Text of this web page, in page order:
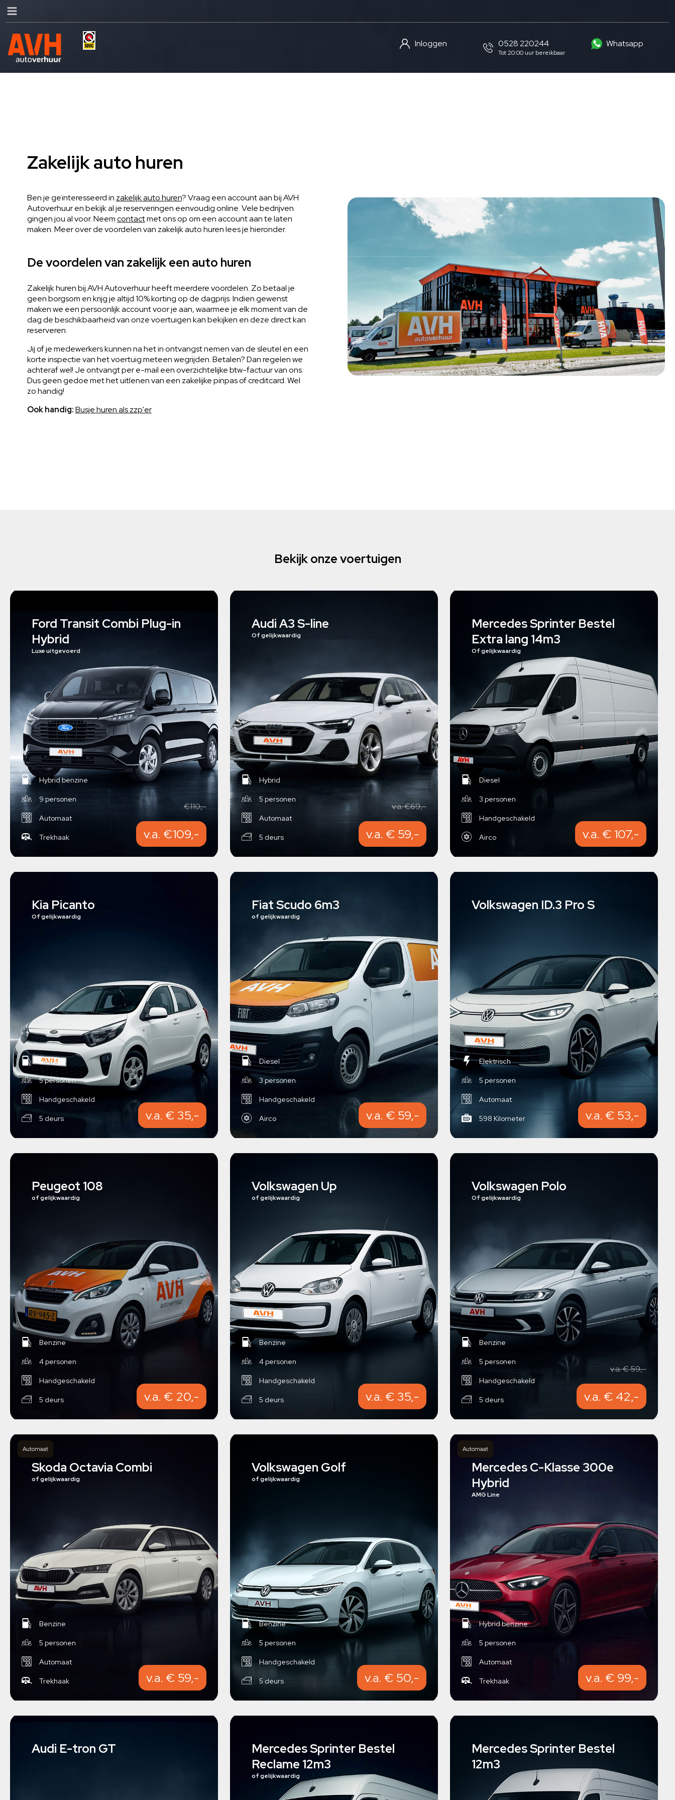
Whatsapp
0528 220244
Tot 20:00 uur bereikbaar
Inloggen
Zakelijk auto huren
Ben je geïnteresseerd in zakelijk auto huren? Vraag een account aan bij AVH
Autoverhuur en bekijk al je reserveringen eenvoudig online. Vele bedrijven
gingen jou al voor. Neemcontactmet ons op om een account aan te laten
maken. Meer over de voordelen van zakelijk auto huren lees je hieronder.
De voordelen van zakelijk een auto huren
Zakelijk huren bij AVH Autoverhuur heeft meerdere voordelen. Zo betaal je
geen borgsom en krijg je altijd 10% korting op de dagprijs. Indien gewenst
maken we een persoonlijk account voor je aan, waarmee je elk moment van de
dag de beschikbaarheid van onze voertuigen kan bekijken en deze direct kan
reserveren.
Jij of je medewerkers kunnen na het in ontvangst nemen van de sleutel en een
korte inspectie van het voertuig meteen wegrijden. Betalen? Dan regelen we
achteraf wel! Je ontvangt per e-mail een overzichtelijke btw-factuur van ons.
Dus geen gedoe met het uitlenen van een zakelijke pinpas of creditcard. Wel
zo handig!
Ook handig:Busje huren als zzp'er
Bekijk onze voertuigen
Ford Transit Combi Plug-in
Hybrid
Luxe uitgevoerd
Hybrid benzine
9 personen
Automaat
Trekhaak
€110,-
v.a. €109,-
Audi A3 S-line
Of gelijkwaardig
Hybrid
5 personen
Automaat
5 deurs
v.a. €69,-
v.a. € 59,-
Mercedes Sprinter Bestel
Extra lang 14m3
Of gelijkwaardig
Diesel
3 personen
Handgeschakeld
Airco v.a. € 107,-
Kia Picanto
Of gelijkwaardig
Benzine
5 personen
Handgeschakeld
5 deurs v.a. € 35,-
Fiat Scudo 6m3
of gelijkwaardig
Diesel
3 personen
Handgeschakeld
Airco v.a. € 59,-
Volkswagen ID.3 Pro S
Elektrisch
5 personen
Automaat
598 Kilometer v.a. € 53,-
Peugeot 108
of gelijkwaardig
Benzine
4 personen
Handgeschakeld
5 deurs v.a. € 20,-
Volkswagen Up
of gelijkwaardig
Benzine
4 personen
Handgeschakeld
5 deurs v.a. € 35,-
Volkswagen Polo
Of gelijkwaardig
Benzine
5 personen
Handgeschakeld
5 deurs
v.a. € 59,-
v.a. € 42,-
Automaat
Skoda Octavia Combi
of gelijkwaardig
Benzine
5 personen
Automaat
Trekhaak v.a. € 59,-
Volkswagen Golf
of gelijkwaardig
Benzine
5 personen
Handgeschakeld
5 deurs v.a. € 50,-
Automaat
Mercedes C-Klasse 300e
Hybrid
AMG Line
Hybrid benzine
5 personen
Automaat
Trekhaak v.a. € 99,-
Audi E-tron GT
Mercedes Sprinter Bestel
Reclame 12m3
of gelijkwaardig
Mercedes Sprinter Bestel
12m3